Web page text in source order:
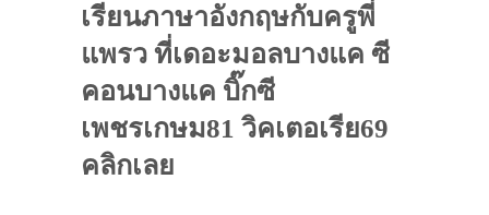
เรียนภาษาอังกฤษกับครูพี่
แพรว ที่เดอะมอลบางแค ซี
คอนบางแค บิ๊กซี
เพชรเกษม81 วิคเตอเรีย69
คลิกเลย